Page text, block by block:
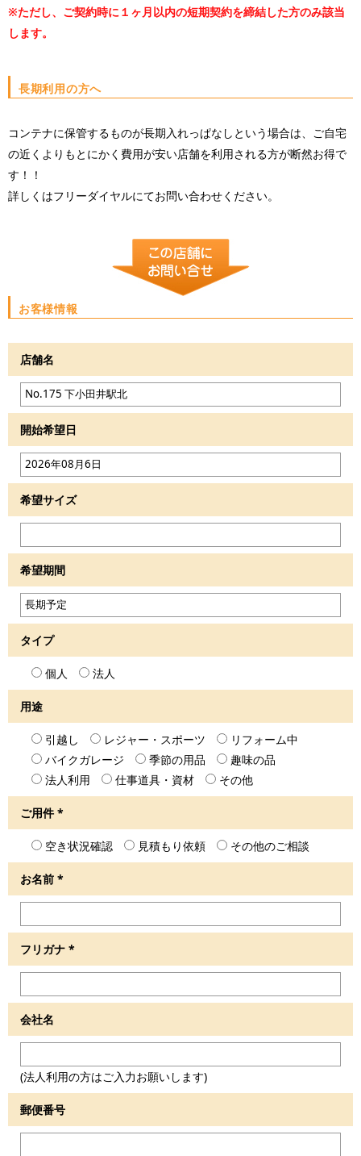
※ただし、ご契約時に１ヶ月以内の短期契約を締結した方のみ該当
します。
長期利用の方へ
コンテナに保管するものが長期入れっぱなしという場合は、ご自宅
の近くよりもとにかく費用が安い店舗を利用される方が断然お得で
す！！
詳しくはフリーダイヤルにてお問い合わせください。
お客様情報
店舗名
開始希望日
希望サイズ
希望期間
タイプ
個人 法人
用途
引越し レジャー・スポーツ
リフォーム中
バイクガレージ
季節の用品
趣味の品
法人利用
仕事道具・資材 その他
ご用件*
空き状況確認 見積もり依頼 その他のご相談
お名前 *
フリガナ *
会社名
(法人利用の方はご入力お願いします)
郵便番号